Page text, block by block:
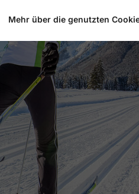
Mehr über die genutzten